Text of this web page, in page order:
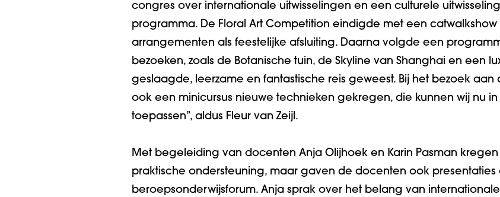
congres over internationale uitwisselingen en een culturele
programma. De Floral Art Competition eindigde met een
arrangementen als feestelijke afsluiting. Daarna volgde een
bezoeken, zoals de Botanische tuin, de Skyline van Shanghai en een
geslaagde, leerzame en fantastische reis geweest. Bij het bezoek
ook een minicursus nieuwe technieken gekregen, die kunnen wij nu
toepassen”, aldus Fleur van Zeijl.
Met begeleiding van docenten Anja Olijhoek en Karin Pasman
praktische ondersteuning, maar gaven de docenten ook presentaties
beroepsonderwijsforum. Anja sprak over het belang van